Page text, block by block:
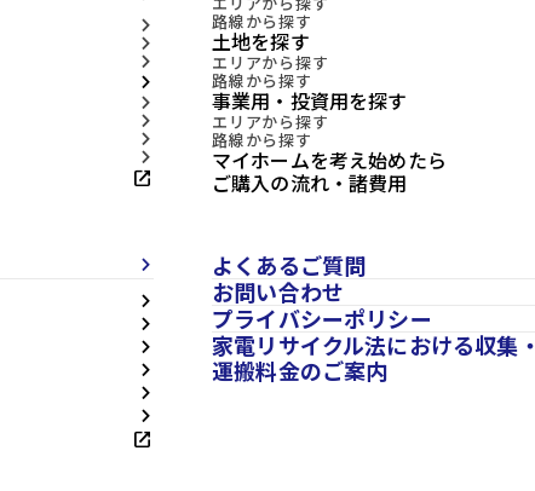
arrow_forward_ios
arrow_forward_ios
arrow_forward_ios
arrow_forward_ios
arrow_forward_ios
arrow_forward_ios
arrow_forward_ios
arrow_forward_ios
open_in_new
路線から探す
土地を探す
エリアから探す
路線から探す
事業用・投資用を探す
エリアから探す
路線から探す
マイホームを考え始めたら
ご購入の流れ・諸費用
arrow_forward_ios
arrow_forward_ios
arrow_forward_ios
arrow_forward_ios
arrow_forward_ios
arrow_forward_ios
arrow_forward_ios
open_in_new
よくあるご質問
お問い合わせ
プライバシーポリシー
家電リサイクル法における収集・
運搬料金のご案内